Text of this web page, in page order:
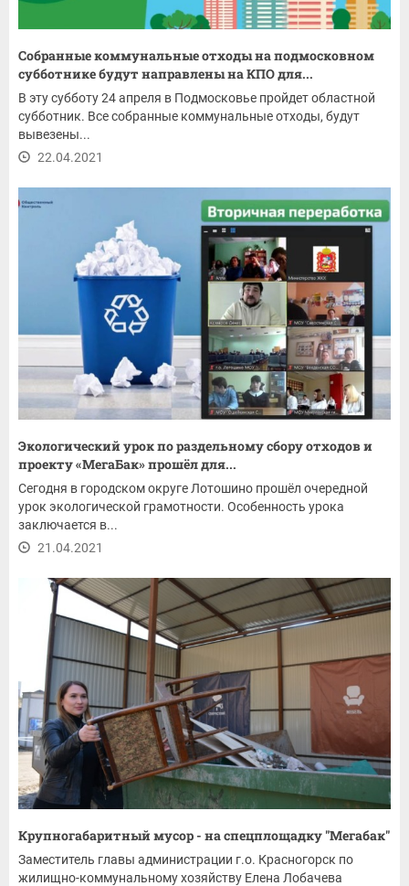
Собранные коммунальные отходы на подмосковном
субботнике будут направлены на КПО для...
В эту субботу 24 апреля в Подмосковье пройдет областной
субботник. Все собранные коммунальные отходы, будут
вывезены...
22.04.2021
Экологический урок по раздельному сбору отходов и
проекту «МегаБак» прошёл для...
Сегодня в городском округе Лотошино прошёл очередной
урок экологической грамотности. Особенность урока
заключается в...
21.04.2021
Крупногабаритный мусор - на спецплощадку "Мегабак"
Заместитель главы администрации г.о. Красногорск по
жилищно-коммунальному хозяйству Елена Лобачева